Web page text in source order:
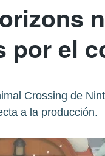
por el
Crossing de
a la producción.